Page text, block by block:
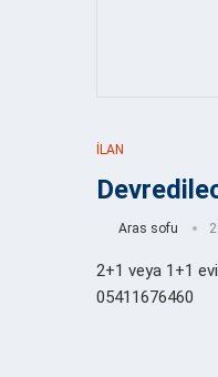
İLAN
Aras sofu
2+1 veya 1+1
05411676460